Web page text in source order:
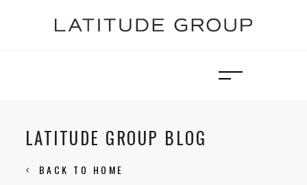
LATITUDE GROUP BLOG
BACK TO HOME